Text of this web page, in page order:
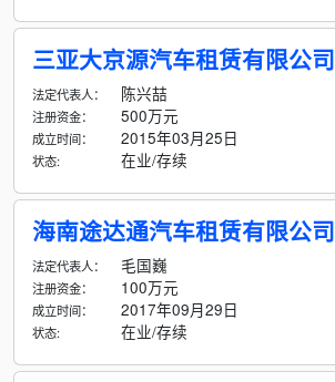
三亚大京源汽车租赁有限公司
法定代表人： 陈兴喆
注册资金： 500万元
成立时间： 2015年03月25日
状态: 在业/存续
海南途达通汽车租赁有限公司
法定代表人： 毛国巍
注册资金： 100万元
成立时间： 2017年09月29日
状态: 在业/存续